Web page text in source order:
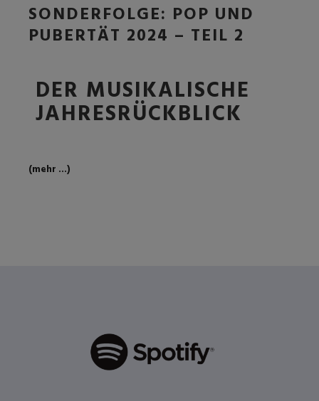
SONDERFOLGE: POP UND
PUBERTÄT 2024 – TEIL 2
DER MUSIKALISCHE
JAHRESRÜCKBLICK
(mehr …)